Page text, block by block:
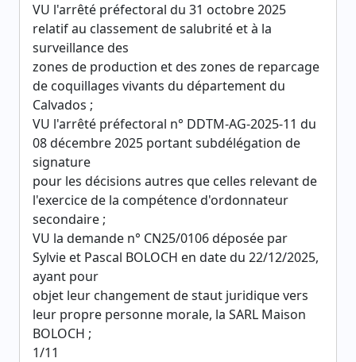
VU l'arrêté préfectoral du 31 octobre 2025
relatif au classement de salubrité et à la
surveillance des
zones de production et des zones de reparcage
de coquillages vivants du département du
Calvados ;
VU l'arrêté préfectoral n° DDTM-AG-2025-11 du
08 décembre 2025 portant subdélégation de
signature
pour les décisions autres que celles relevant de
l'exercice de la compétence d'ordonnateur
secondaire ;
VU la demande n° CN25/0106 déposée par
Sylvie et Pascal BOLOCH en date du 22/12/2025,
ayant pour
objet leur changement de staut juridique vers
leur propre personne morale, la SARL Maison
BOLOCH ;
1/11